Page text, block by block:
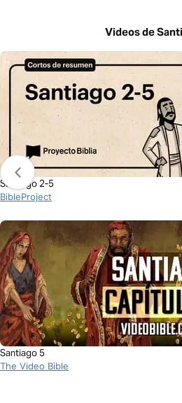
Videos de
Santiago 2-5
BibleProject
Santiago 5
The Video Bible